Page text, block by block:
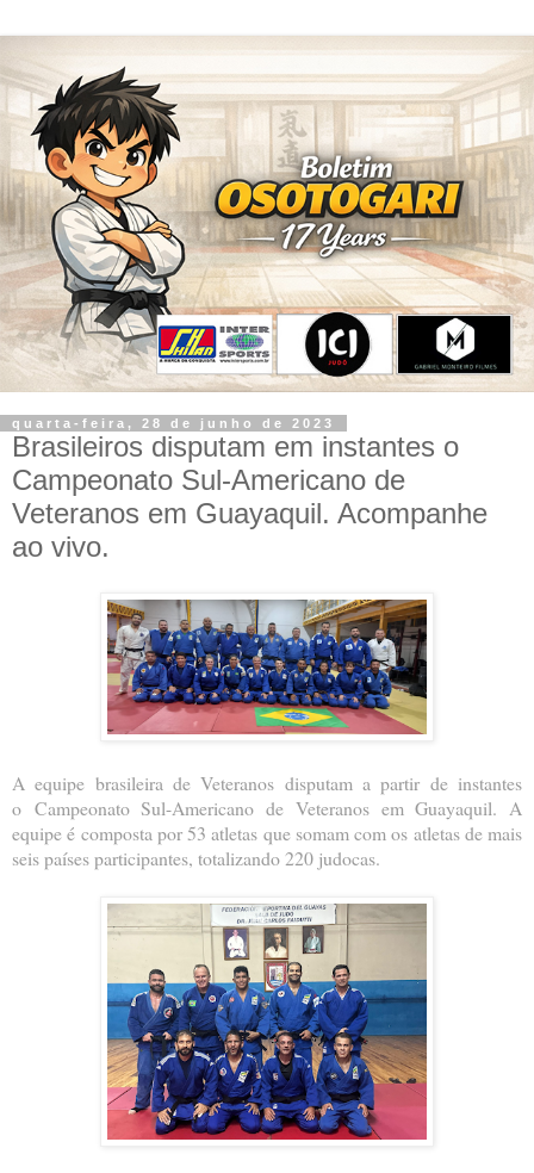
quarta-feira, 28 de junho de 2023
Brasileiros disputam em instantes o
Campeonato Sul-Americano de
Veteranos em Guayaquil. Acompanhe
ao vivo.
A equipe brasileira de Veteranos disputam a partir de instantes
o Campeonato Sul-Americano de Veteranos em Guayaquil. A
equipe é composta por 53 atletas que somam com os atletas de mais
seis países participantes, totalizando 220 judocas.